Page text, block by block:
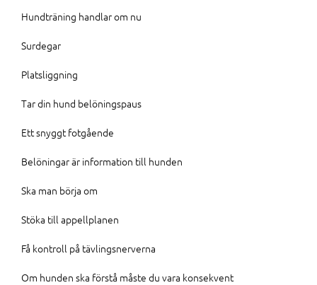
Hundträning handlar om nu
Surdegar
Platsliggning
Tar din hund belöningspaus
Ett snyggt fotgående
Belöningar är information till hunden
Ska man börja om
Stöka till appellplanen
Få kontroll på tävlingsnerverna
Om hunden ska förstå måste du vara konsekvent